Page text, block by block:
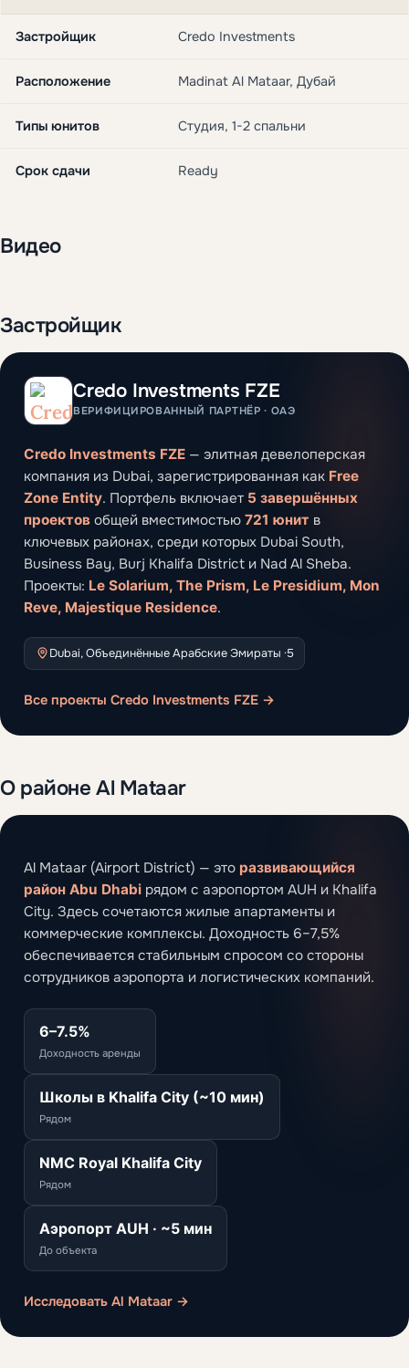
Застройщик Credo Investments
Расположение Madinat Al Mataar, Дубай
Типы юнитов Студия, 1-2 спальни
Срок сдачи Ready
Видео
Застройщик
Credo Investments FZE
ВЕРИФИЦИРОВАННЫЙ ПАРТНЁР · ОАЭ
Credo Investments FZE — элитная девелоперская
компания из Dubai, зарегистрированная как Free
Zone Entity. Портфель включает 5 завершённых
проектов общей вместимостью 721 юнит в
ключевых районах, среди которых Dubai South,
Business Bay, Burj Khalifa District и Nad Al Sheba.
Проекты: Le Solarium, The Prism, Le Presidium, Mon
Reve, Majestique Residence.
Dubai, Объединённые Арабские Эмираты ·5
Все проекты Credo Investments FZE →
О районе Al Mataar
Al Mataar (Airport District) — это развивающийся
район Abu Dhabi рядом с аэропортом AUH и Khalifa
City. Здесь сочетаются жилые апартаменты и
коммерческие комплексы. Доходность 6–7,5%
обеспечивается стабильным спросом со стороны
сотрудников аэропорта и логистических компаний.
6–7.5%
Доходность аренды
Школы в Khalifa City (~10 мин)
Рядом
NMC Royal Khalifa City
Рядом
Аэропорт AUH · ~5 мин
До объекта
Исследовать Al Mataar →